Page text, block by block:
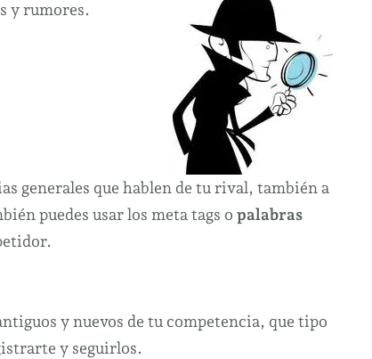
y rumores.
generales que hablen de tu rival, también a
puedes usar los meta tags o palabras
y nuevos de tu competencia, que tipo
y seguirlos.